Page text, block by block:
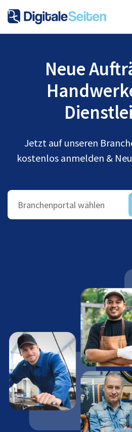
Neue
Jetzt auf unseren
kostenlos anmelden &
Branchenportal wählen